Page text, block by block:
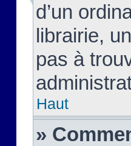
d’un
librairie,
pas à
Haut
»